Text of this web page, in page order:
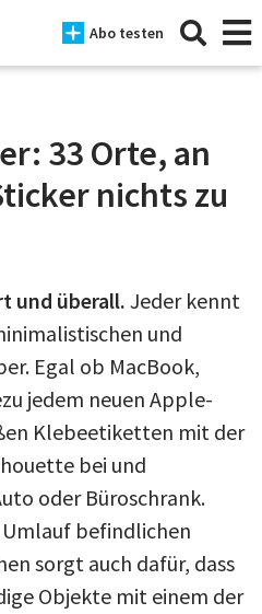
Abo testen
33 Orte, an
nichts zu
und überall. Jeder kennt
und
Egal ob MacBook,
jedem neuen Apple-
Klebeetiketten mit der
bei und
oder Büroschrank.
Umlauf befindlichen
sorgt auch dafür, dass
Objekte mit einem der